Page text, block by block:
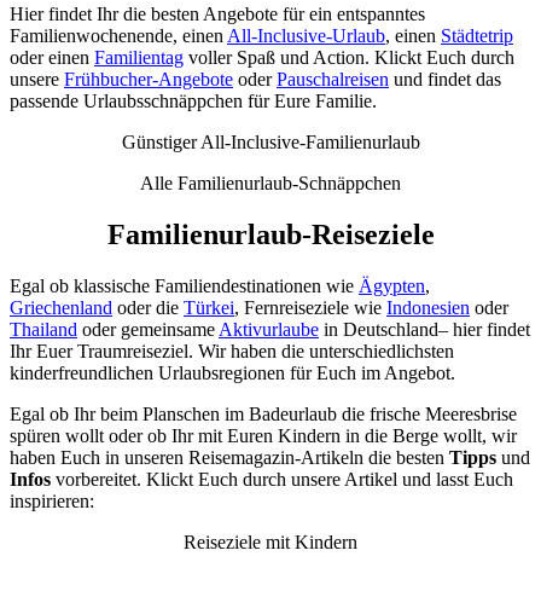
Hier findet Ihr die besten Angebote für ein entspanntes
Familienwochenende, einen All-Inclusive-Urlaub, einen Städtetrip
oder einen Familientag voller Spaß und Action. Klickt Euch durch
unsere Frühbucher-Angebote oderPauschalreisen und findet das
passende Urlaubsschnäppchen für Eure Familie.
Günstiger All-Inclusive-Familienurlaub
Alle Familienurlaub-Schnäppchen
Familienurlaub-Reiseziele
Egal ob klassische Familiendestinationen wie Ägypten,
Griechenland oder die Türkei, Fernreiseziele wie Indonesien oder
Thailand oder gemeinsame Aktivurlaube in Deutschland– hier findet
Ihr Euer Traumreiseziel. Wir haben die unterschiedlichsten
kinderfreundlichen Urlaubsregionen für Euch im Angebot.
Egal ob Ihr beim Planschen im Badeurlaub die frische Meeresbrise
spüren wollt oder ob Ihr mit Euren Kindern in die Berge wollt, wir
haben Euch in unseren Reisemagazin-Artikeln die besten Tipps und
Infos vorbereitet. Klickt Euch durch unsere Artikel und lasst Euch
inspirieren:
Reiseziele mit Kindern